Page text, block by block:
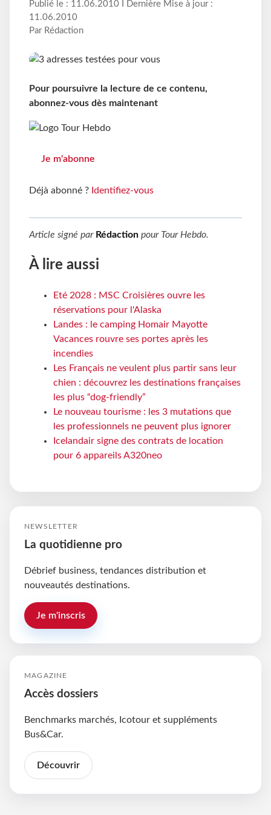
Publié le : 11.06.2010 I Dernière Mise à jour :
11.06.2010
Par Rédaction
Pour poursuivre la lecture de ce contenu,
abonnez-vous dès maintenant
Je m'abonne
Déjà abonné ? Identifiez-vous
Article signé par Rédaction pour Tour Hebdo.
À lire aussi
Eté 2028 : MSC Croisières ouvre les
réservations pour l'Alaska
Landes : le camping Homair Mayotte
Vacances rouvre ses portes après les
incendies
Les Français ne veulent plus partir sans leur
chien : découvrez les destinations françaises
les plus “dog-friendly”
Le nouveau tourisme : les 3 mutations que
les professionnels ne peuvent plus ignorer
Icelandair signe des contrats de location
pour 6 appareils A320neo
NEWSLETTER
La quotidienne pro
Débrief business, tendances distribution et
nouveautés destinations.
Je m'inscris
MAGAZINE
Accès dossiers
Benchmarks marchés, Icotour et suppléments
Bus&Car.
Découvrir